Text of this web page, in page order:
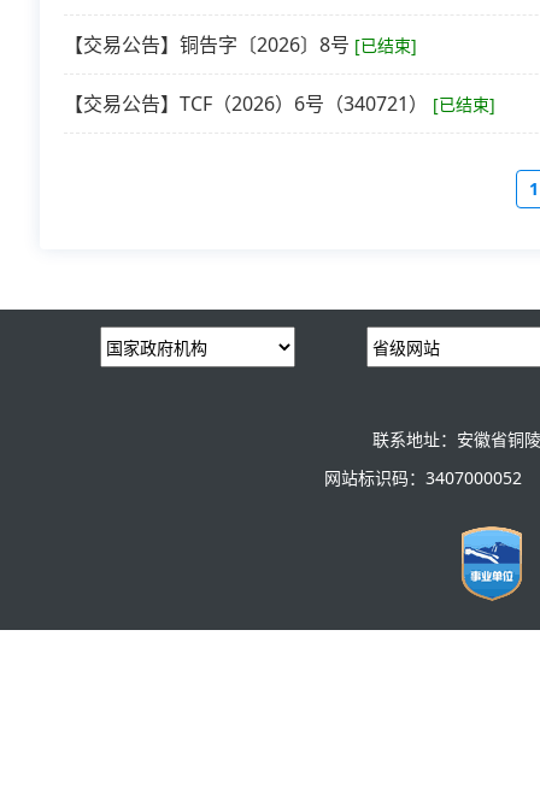
【交易公告】铜告字〔2026〕8号 [已结束]
【交易公告】TCF（2026）6号（340721） [已结束]
1
联系地址：安徽省铜
网站标识码：3407000052